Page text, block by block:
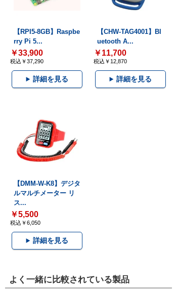
【RPI5-8GB】Raspbe
rry Pi 5...
￥33,900
税込￥37,290
詳細を見る
【CHW-TAG4001】Bl
uetooth A...
￥11,700
税込￥12,870
詳細を見る
【DMM-W-K8】デジタ
ルマルチメーター リ
ス...
￥5,500
税込￥6,050
詳細を見る
よく一緒に比較されている製品